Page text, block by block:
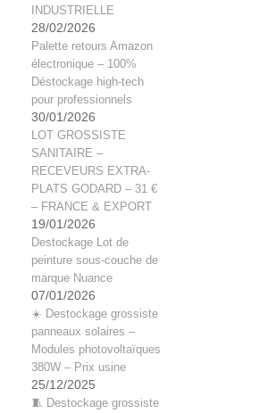
INDUSTRIELLE
28/02/2026
Palette retours Amazon
électronique – 100%
Déstockage high-tech
pour professionnels
30/01/2026
LOT GROSSISTE
SANITAIRE –
RECEVEURS EXTRA-
PLATS GODARD – 31 €
– FRANCE & EXPORT
19/01/2026
Destockage Lot de
peinture sous-couche de
marque Nuance
07/01/2026
☀️ Destockage grossiste
panneaux solaires –
Modules photovoltaïques
380W – Prix usine
25/12/2025
🧵 Destockage grossiste